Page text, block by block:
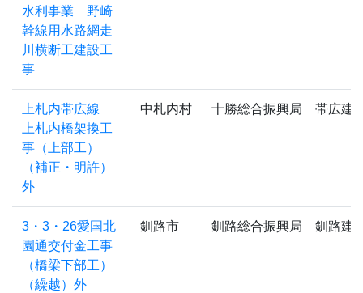
水利事業 野崎
幹線用水路網走
川横断工建設工
事
上札内帯広線
上札内橋架換工
事（上部工）
（補正・明許）
外
中札内村 十勝総合振興局 帯広建
3・3・26愛国北
園通交付金工事
（橋梁下部工）
（繰越）外
釧路市 釧路総合振興局 釧路建